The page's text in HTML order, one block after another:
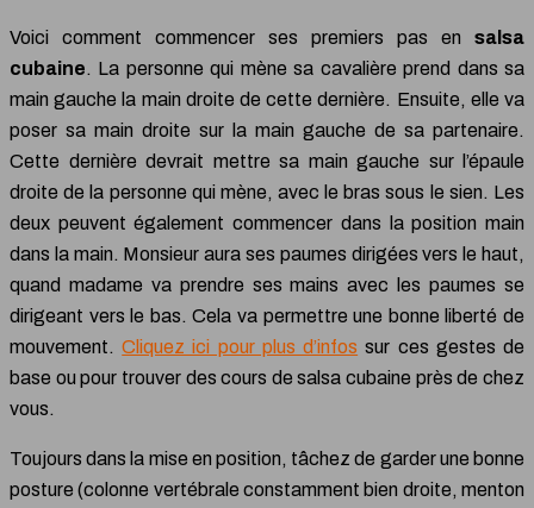
Voici comment commencer ses premiers pas en salsa
cubaine. La personne qui mène sa cavalière prend dans sa
main gauche la main droite de cette dernière. Ensuite, elle va
poser sa main droite sur la main gauche de sa partenaire.
Cette dernière devrait mettre sa main gauche sur l’épaule
droite de la personne qui mène, avec le bras sous le sien. Les
deux peuvent également commencer dans la position main
dans la main. Monsieur aura ses paumes dirigées vers le haut,
quand madame va prendre ses mains avec les paumes se
dirigeant vers le bas. Cela va permettre une bonne liberté de
mouvement.Cliquez ici pour plus d’infos sur ces gestes de
base ou pour trouver des cours de salsa cubaine près de chez
vous.
Toujours dans la mise en position, tâchez de garder une bonne
posture (colonne vertébrale constamment bien droite, menton